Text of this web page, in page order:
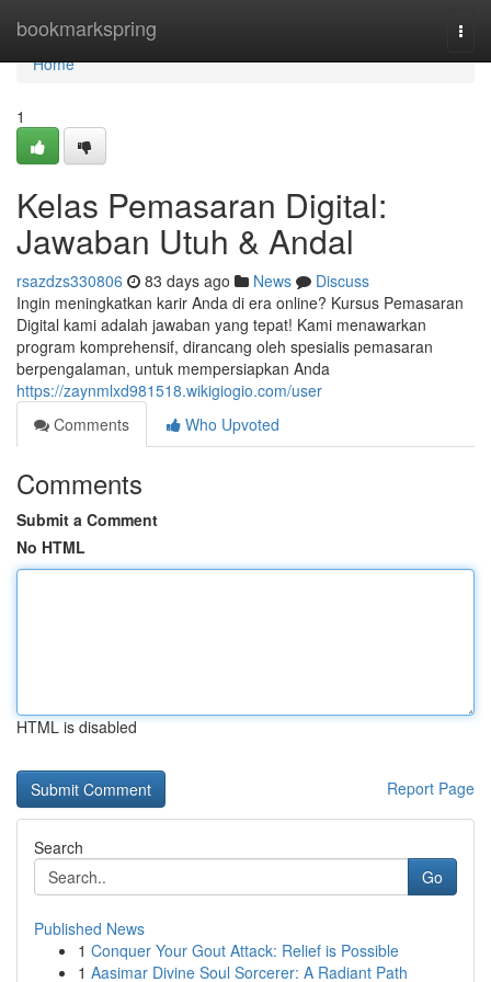
bookmarkspring
Home
Home
1
Kelas Pemasaran Digital:
Jawaban Utuh & Andal
rsazdzs330806 83 days ago News
Discuss
Ingin meningkatkan karir Anda di era online? Kursus Pemasaran
Digital kami adalah jawaban yang tepat! Kami menawarkan
program komprehensif, dirancang oleh spesialis pemasaran
berpengalaman, untuk mempersiapkan Anda
https://zaynmlxd981518.wikigiogio.com/user
Comments
Who Upvoted
Comments
Submit a Comment
No HTML
HTML is disabled
Report Page
Search
Go
Published News
1 Conquer Your Gout Attack: Relief is Possible
1 Aasimar Divine Soul Sorcerer: A Radiant Path